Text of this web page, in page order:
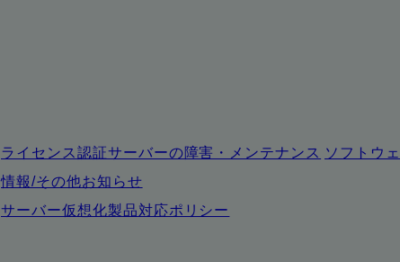
ライセンス認証サーバーの障害・メンテナンス
情報/その他お知らせ
ソフトウ
サーバー仮想化製品対応ポリシー